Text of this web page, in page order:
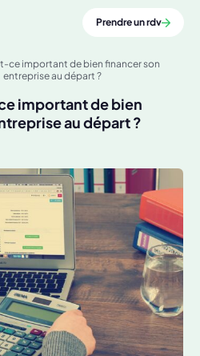
Prendre un rdv
ce important de bien financer son
entreprise au départ ?
important de bien
au départ ?